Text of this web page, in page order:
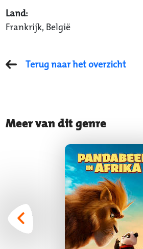
Land:
Frankrijk, België
Terug naar het overzicht
Meer van dit genre